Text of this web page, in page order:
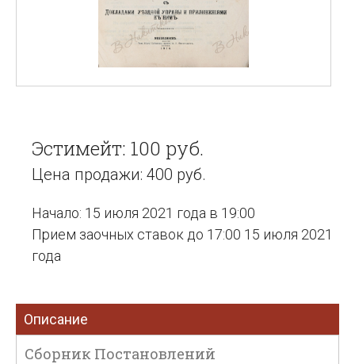
Эстимейт: 100 руб.
Цена продажи: 400 руб.
Начало: 15 июля 2021 года в 19:00
Прием заочных ставок до 17:00 15 июля 2021
года
Описание
Сборник Постановлений